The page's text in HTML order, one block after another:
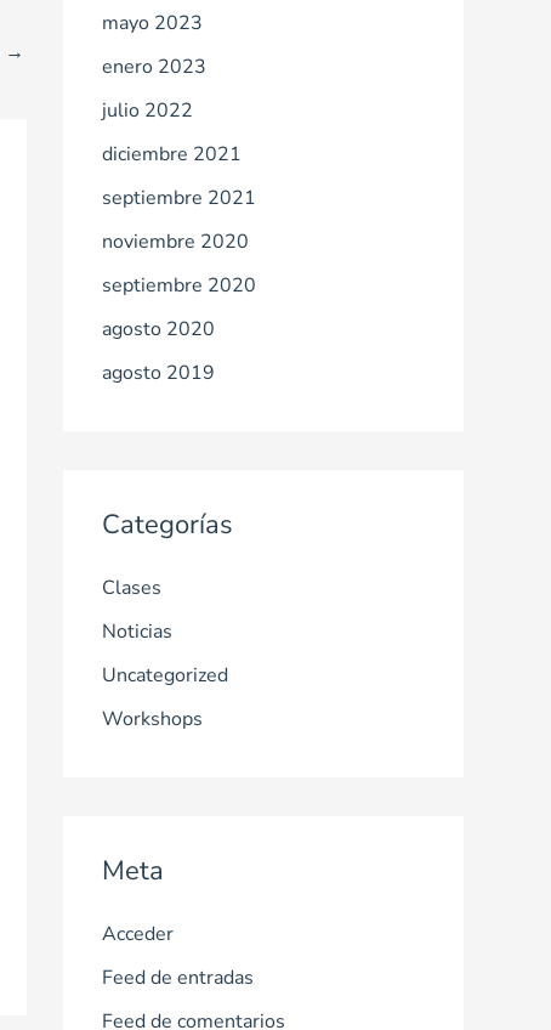
→
mayo 2023
enero 2023
julio 2022
diciembre 2021
septiembre 2021
noviembre 2020
septiembre 2020
agosto 2020
agosto 2019
Categorías
Clases
Noticias
Uncategorized
Workshops
Meta
Acceder
Feed de entradas
Feed de comentarios